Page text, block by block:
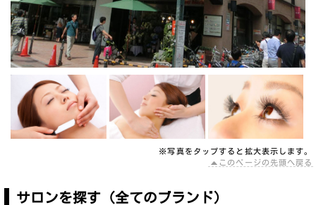
※写真を タップすると拡大表示します。
このページの先頭へ戻る
サロンを探す（全てのブランド）